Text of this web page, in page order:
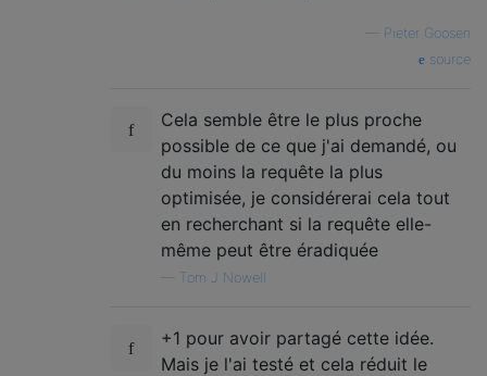
Pieter Goosen
source
Cela semble être le plus proche
possible de ce que j'ai demandé, ou
du moins la requête la plus
optimisée, je considérerai cela tout
en recherchant si la requête elle-
même peut être éradiquée
Tom J Nowell
+1 pour avoir partagé cette idée.
Mais je l'ai testé et cela réduit le